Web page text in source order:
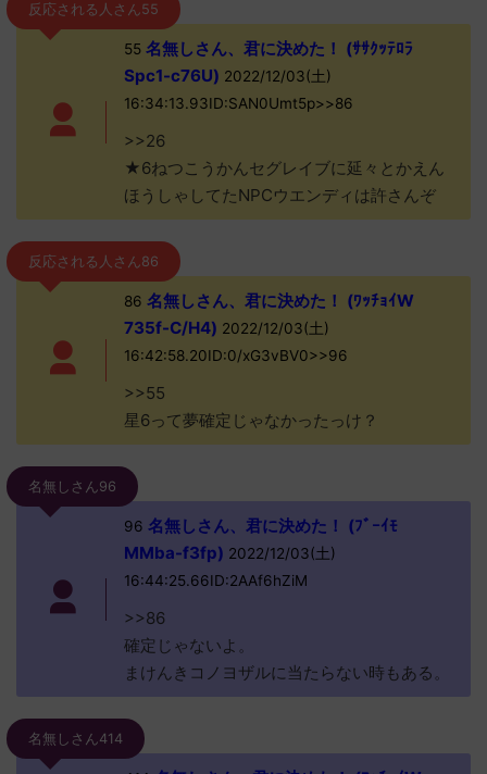
反応される人さん55
55名無しさん、君に決めた！ (ｻｻｸｯﾃﾛﾗ
Spc1-c76U) 2022/12/03(土)
16:34:13.93ID:SAN0Umt5p>>86
>>26
★6ねつこうかんセグレイブに延々とかえん
ほうしゃしてたNPCウエンディは許さんぞ
反応される人さん86
86 名無しさん、君に決めた！ (ﾜｯﾁｮｲW
735f-C/H4) 2022/12/03(土)
16:42:58.20ID:0/xG3vBV0>>96
>>55
星6って夢確定じゃなかったっけ？
名無しさん96
96 名無しさん、君に決めた！ (ﾌﾞｰｲﾓ
MMba-f3fp) 2022/12/03(土)
16:44:25.66ID:2AAf6hZiM
>>86
確定じゃないよ。
まけんきコノヨザルに当たらない時もある。
名無しさん414